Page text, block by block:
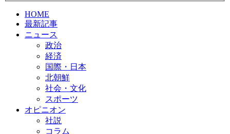
HOME
最新記事
ニュース
政治
経済
国際・日本
北朝鮮
社会・文化
スポーツ
オピニオン
社説
コラム